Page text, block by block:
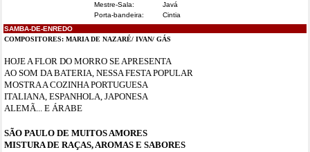
Mestre-Sala:
Javá
Porta-bandeira:
Cintia
SAMBA-DE-ENREDO
COMPOSITORES: MARIA DE NAZARÉ/ IVAN/ GÁS
HOJE A FLOR DO MORRO SE APRESENTA
AO SOM DA BATERIA, NESSA FESTA POPULAR
MOSTRA A COZINHA PORTUGUESA
ITALIANA, ESPANHOLA, JAPONESA
ALEMÃ... E ÁRABE
SÃO PAULO DE MUITOS AMORES
MISTURA DE RAÇAS, AROMAS E SABORES